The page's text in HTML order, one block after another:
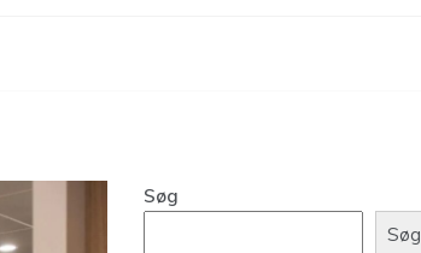
Søg
Søg